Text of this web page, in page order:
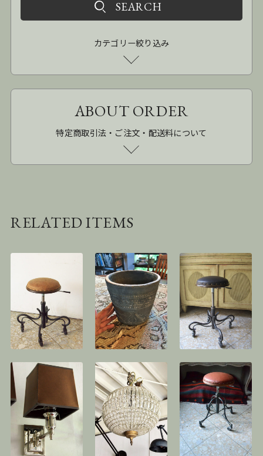
カテゴリー絞り込み
ABOUT ORDER
特定商取引法・ご注文・配送料について
RELATED ITEMS